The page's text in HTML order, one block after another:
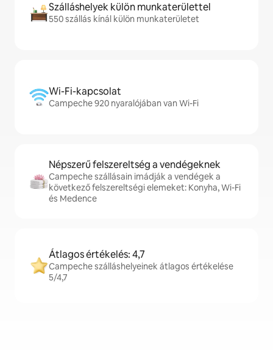
Szálláshelyek külön munkaterülettel
550 szállás kínál külön munkaterületet
Wi-Fi-kapcsolat
Campeche 920 nyaralójában van Wi-Fi
Népszerű felszereltség a vendégeknek
Campeche szállásain imádják a vendégek a
következő felszereltségi elemeket: Konyha, Wi-Fi
és Medence
Átlagos értékelés: 4,7
Campeche szálláshelyeinek átlagos értékelése
5/4,7